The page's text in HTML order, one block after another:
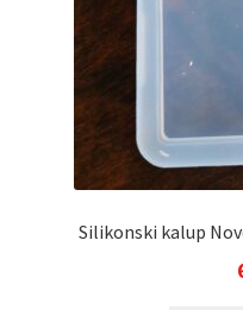
Silikonski kalup